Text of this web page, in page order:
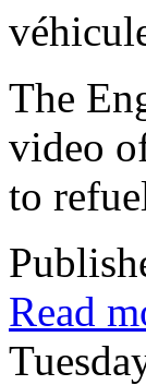
The
video
to
Read